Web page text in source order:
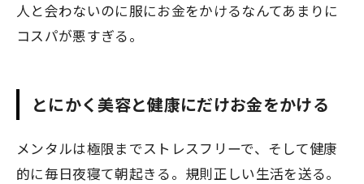
人と会わないのに服にお金をかけるなんてあまりに
コスパが悪すぎる。
とにかく美容と健康にだけお金をかける
メンタルは極限までストレスフリーで、そして健康
的に毎日夜寝て朝起きる。規則正しい生活を送る。